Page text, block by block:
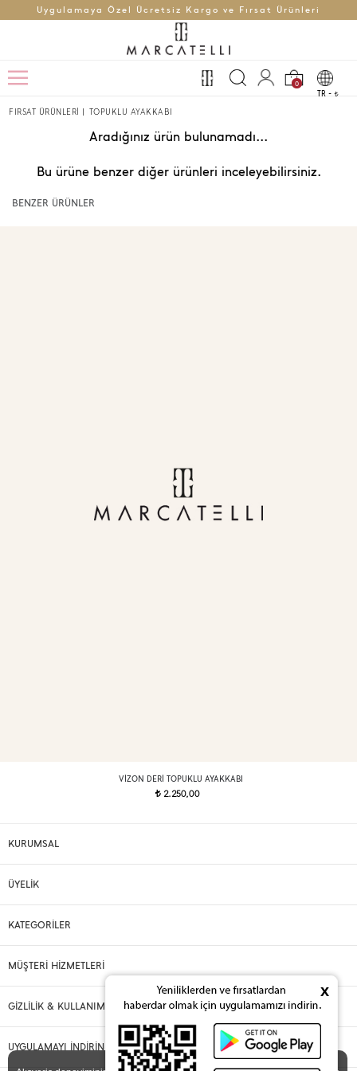
Uygulamaya Özel Ücretsiz Kargo ve Fırsat Ürünleri
0
TR - t
FIRSAT ÜRÜNLERİ | TOPUKLU AYAKKABI
Aradığınız ürün bulunamadı...
Bu ürüne benzer diğer ürünleri inceleyebilirsiniz.
BENZER ÜRÜNLER
VIZON DERI TOPUKLU AYAKKABI
t 2.250,00
KURUMSAL
ÜYELİK
KATEGORİLER
MÜŞTERİ HİZMETLERİ
GİZLİLİK & KULLANIM
UYGULAMAYI İNDİRİN
x